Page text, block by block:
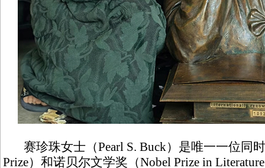
赛珍珠女士（Pearl S. Buck）是唯一一位同
Prize）和诺贝尔文学奖（Nobel Prize in